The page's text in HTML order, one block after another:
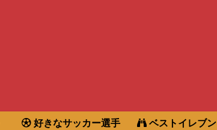
好きなサッカー選手
ベストイレブン